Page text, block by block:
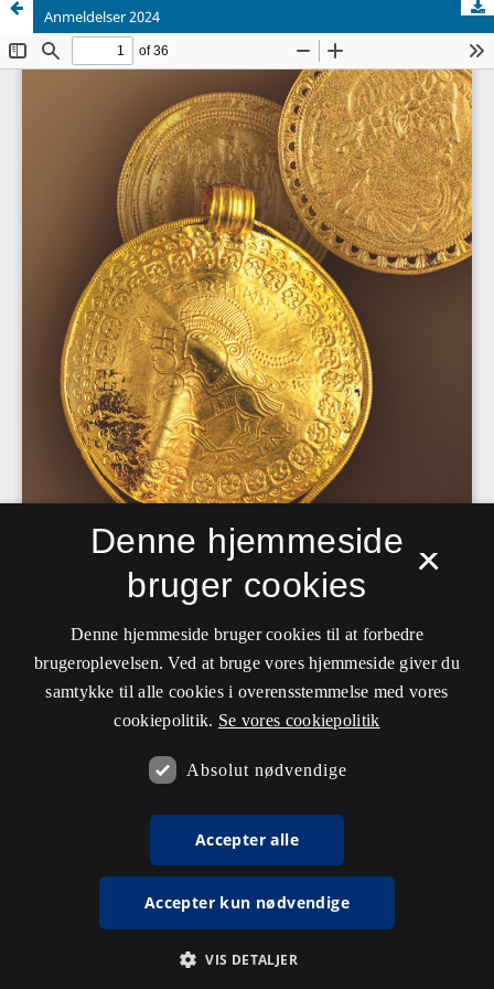
Anmeldelser 2024
×
Denne hjemmeside
bruger cookies
Denne hjemmeside bruger cookies til at forbedre
brugeroplevelsen. Ved at bruge vores hjemmeside giver du
samtykke til alle cookies i overensstemmelse med vores
cookiepolitik. Se vores cookiepolitik
Absolut nødvendige
Accepter alle
Accepter kun nødvendige
VIS DETALJER